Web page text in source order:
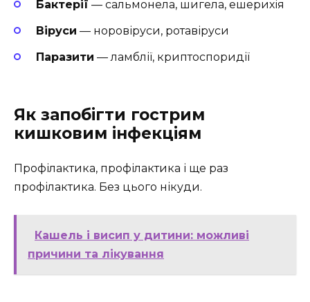
Бактерії — сальмонела, шигела, ешерихія
Віруси — норовіруси, ротавіруси
Паразити — ламблії, криптоспоридії
Як запобігти гострим
кишковим інфекціям
Профілактика, профілактика і ще раз
профілактика. Без цього нікуди.
Кашель і висип у дитини: можливі
причини та лікування